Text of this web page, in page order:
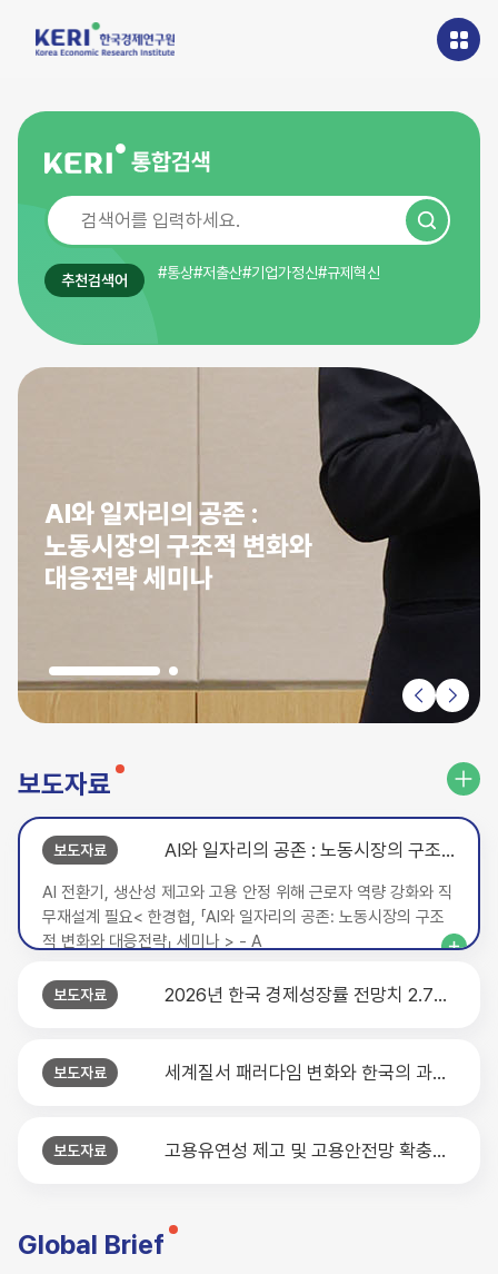
바로가기
주메뉴
추천검색어 #통상#저출산#기업가정신#규제혁신
AI와 일자리의 공존 :
노동시장의 구조적 변화와
대응전략 세미나
보도자료
보도자료 AI와 일자리의 공존 : 노동시장의 구조적 변화와 대응전략 세미나
AI 전환기, 생산성 제고와 고용 안정 위해 근로자 역량 강화와 직
무재설계 필요< 한경협, 「AI와 일자리의 공존: 노동시장의 구조
적 변화와 대응전략」 세미나 > - A
보도자료 2026년 한국 경제성장률 전망치 2.7% 제시
보도자료 세계질서 패러다임 변화와 한국의 과제 세미나
보도자료 고용유연성 제고 및 고용안전망 확충을 위한 노동시장 개편방향 세미나
Global Brief